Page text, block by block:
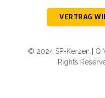
VERTRAG
© 2024 SP-Kerzen | Q
Rights